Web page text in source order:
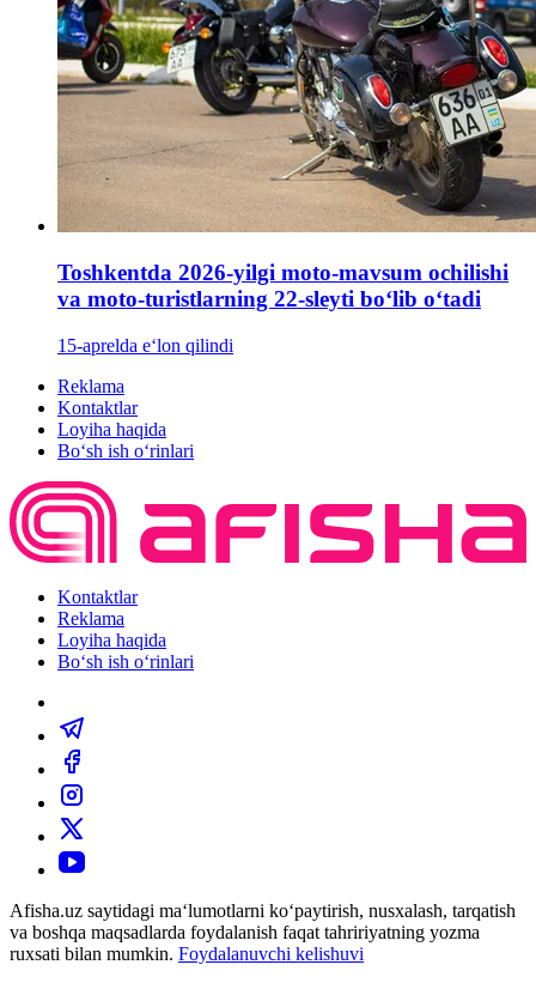
Toshkentda 2026-yilgi moto-mavsum ochilishi
va moto-turistlarning 22-sleyti bo‘lib o‘tadi
15-aprelda e‘lon qilindi
Reklama
Kontaktlar
Loyiha haqida
Bo‘sh ish o‘rinlari
Kontaktlar
Reklama
Loyiha haqida
Bo‘sh ish o‘rinlari
Afisha.uz saytidagi ma‘lumotlarni ko‘paytirish, nusxalash, tarqatish
va boshqa maqsadlarda foydalanish faqat tahririyatning yozma
ruxsati bilan mumkin. Foydalanuvchi kelishuvi